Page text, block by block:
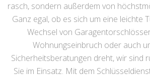
rasch, sondern außerdem von
Ganz egal, ob es sich um eine leichte
Wechsel von
Wohnungseinbruch oder auch
Sicherheitsberatungen dreht, wir sind
Sie im Einsatz. Mit dem